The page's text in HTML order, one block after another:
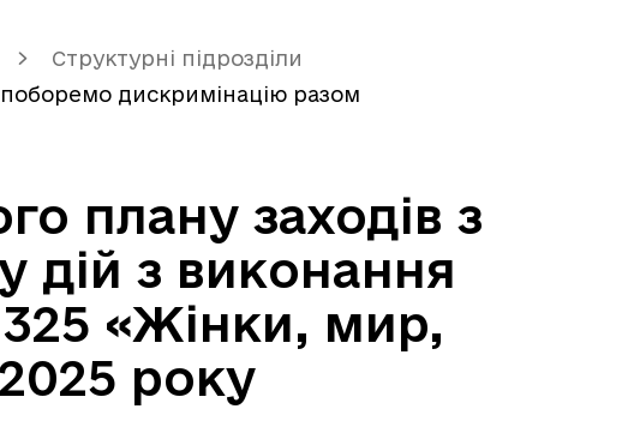
Структурні підрозділи
поборемо дискримінацію разом
плану заходів з
дій з виконання
«Жінки, мир,
року